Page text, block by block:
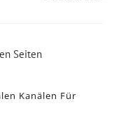
Seiten
Kanälen Für